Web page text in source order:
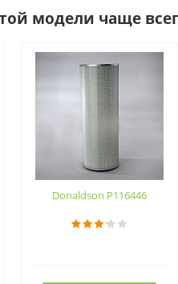
модели чаще
Donaldson P116446